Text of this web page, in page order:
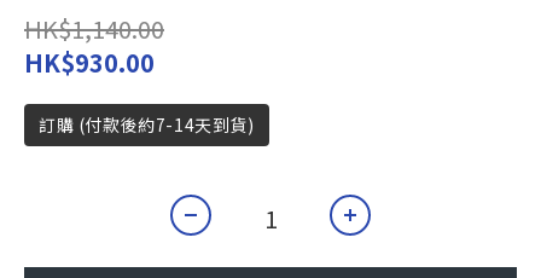
HK$1,140.00
HK$930.00
訂購 (付款後約7-14天到貨)